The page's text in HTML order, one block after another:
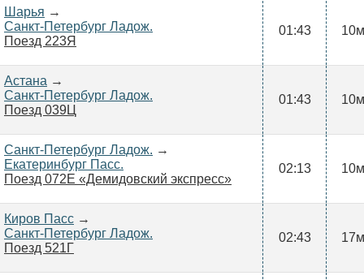
Шарья →
Санкт-Петербург Ладож.
Поезд 223Я
01:43 10м
Астана →
Санкт-Петербург Ладож.
Поезд 039Ц
01:43 10м
Санкт-Петербург Ладож. →
Екатеринбург Пасс.
Поезд 072Е «Демидовский экспресс»
02:13 10м
Киров Пасс →
Санкт-Петербург Ладож.
Поезд 521Г
02:43 17м